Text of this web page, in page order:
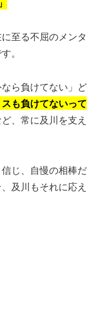
至る不屈のメンタ
。
ら負けてない」ど
スも負けてないって
、常に及川を支え
じ、自慢の相棒だ
及川もそれに応え